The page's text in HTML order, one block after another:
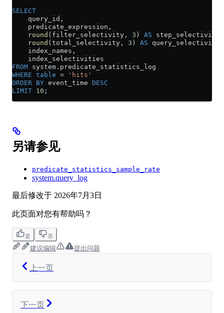
SELECT
    query_id,
    predicate_expression,
    round
(filter_selectivity, 3 ) AS step_selectivity,
    round
(total_selectivity, 3 ) AS query_selectivity,
    index_names,
    index_selectivities
FROM system . predicate_statistics_log
WHERE table = 'hits'
ORDER BY event_time DESC
LIMIT 10 ;
另请参见
predicate_statistics_sample_rate
system.query_log
最后修改于 2026年7月3日
此页面对您有帮助吗？
是 否
建议编辑 提出问题
上一页
下一页